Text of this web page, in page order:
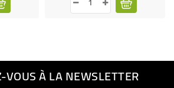
VOUS À LA NEWSLETTER